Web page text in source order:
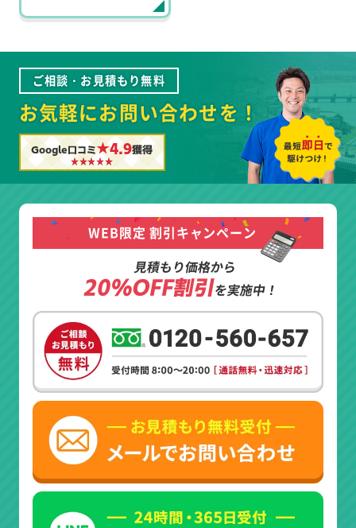
ご相談・お見積もり無料
お気軽にお問い合わせを！
Google口コミ★4.9獲得
WEB限定 割引キャンペーン
見積もり価格から
20%OFF割引を実施中！